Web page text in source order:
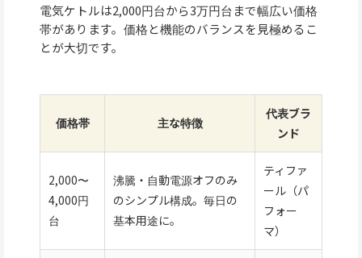
電気ケトルは2,000円台から3万円台まで幅広い価格
帯があります。価格と機能のバランスを見極めるこ
とが大切です。
価格帯 主な特徴
代表ブラ
ンド
2,000〜
4,000円
台
沸騰・自動電源オフのみ
のシンプル構成。毎日の
基本用途に。
ティファ
ール（パ
フォー
マ）